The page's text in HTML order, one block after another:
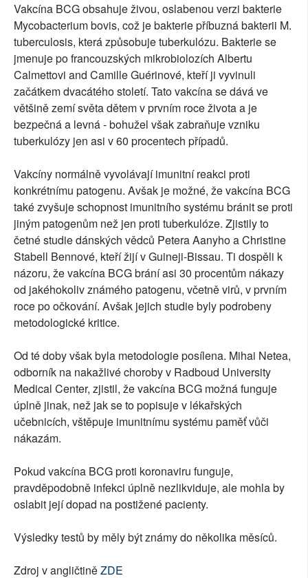
Vakcína BCG obsahuje živou, oslabenou verzi bakterie
Mycobacterium bovis, což je bakterie příbuzná bakterii M.
tuberculosis, která způsobuje tuberkulózu. Bakterie se
jmenuje po francouzských mikrobiolozích Albertu
Calmettovi and Camille Guérinové, kteří ji vyvinuli
začátkem dvacátého století. Tato vakcína se dává ve
většině zemí světa dětem v prvním roce života a je
bezpečná a levná - bohužel však zabraňuje vzniku
tuberkulózy jen asi v 60 procentech případů.
Vakcíny normálně vyvolávají imunitní reakci proti
konkrétnímu patogenu. Avšak je možné, že vakcína BCG
také zvyšuje schopnost imunitního systému bránit se proti
jiným patogenům než jen proti tuberkulóze. Zjistily to
četné studie dánských vědců Petera Aanyho a Christine
Stabell Bennové, kteří žijí v Guineji-Bissau. Ti dospěli k
názoru, že vakcína BCG brání asi 30 procentům nákazy
od jakéhokoliv známého patogenu, včetně virů, v prvním
roce po očkování. Avšak jejich studie byly podrobeny
metodologické kritice.
Od té doby však byla metodologie posílena. Mihai Netea,
odborník na nakažlivé choroby v Radboud University
Medical Center, zjistil, že vakcína BCG možná funguje
úplně jinak, než jak se to popisuje v lékařských
učebnicích, vštěpuje imunitnímu systému paměť vůči
nákazám.
Pokud vakcína BCG proti koronaviru funguje,
pravděpodobně infekci úplně nezlikviduje, ale mohla by
oslabit její dopad na postižené pacienty.
Výsledky testů by měly být známy do několika měsíců.
Zdroj v angličtiněZDE